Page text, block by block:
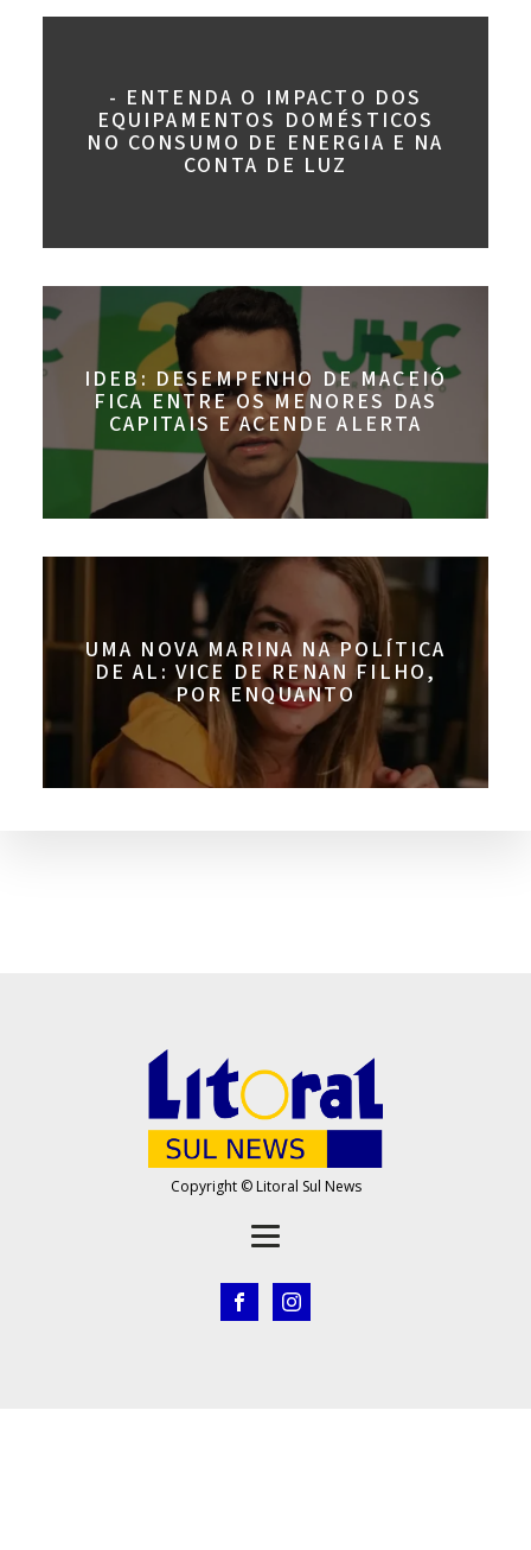
- ENTENDA O IMPACTO DOS
EQUIPAMENTOS DOMÉSTICOS
NO CONSUMO DE ENERGIA E NA
CONTA DE LUZ
IDEB: DESEMPENHO DE MACEIÓ
FICA ENTRE OS MENORES DAS
CAPITAIS E ACENDE ALERTA
UMA NOVA MARINA NA POLÍTICA
DE AL: VICE DE RENAN FILHO,
POR ENQUANTO
Copyright © Litoral Sul News